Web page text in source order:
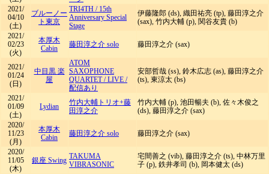
2021/
04/10
(土)
ブルーノー
ト東京
TRI4TH / 15th
Anniversary Special
Stage
伊藤隆郎 (ds), 織田祐亮 (tp), 藤田淳之介
(sax), 竹内大輔 (p), 関谷友貴 (b)
2021/
02/23
(火)
本厚木
Cabin
藤田淳之介 solo 藤田淳之介 (sax)
2021/
01/24
(日)
中目黒 楽
屋
ATOM
SAXOPHONE
QUARTET/LIVE /
配信あり
安部哲哉 (ss), 鈴木広志 (as), 藤田淳之介
(ts), 東涼太 (bs)
2021/
01/09
(土)
Lydian
竹内大輔トリオ+藤
田淳之介
竹内大輔 (p), 池田暢夫 (b), 佐々木俊之
(ds), 藤田淳之介 (sax)
2020/
11/23
(月)
本厚木
Cabin
藤田淳之介 solo 藤田淳之介 (sax)
2020/
11/05
(木)
銀座 Swing TAKUMA
VIBRASONIC
宅間善之 (vib), 藤田淳之介 (ts), 中林万里
子 (p), 鉄井孝司 (b), 岡本健太 (ds)